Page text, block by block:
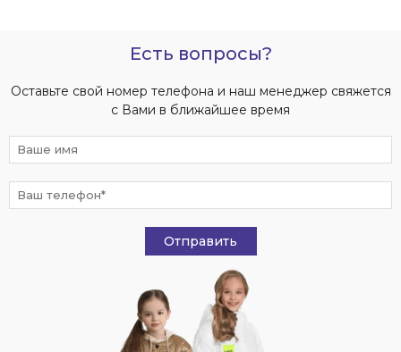
Есть вопросы?
Оставьте свой номер телефона и наш менеджер свяжется
с Вами в ближайшее время
Отправить